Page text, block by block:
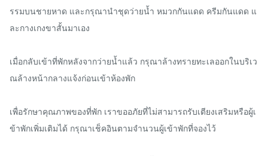
รรมบนชายหาด และกรุณานำชุดว่ายน้ำ หมวกกันแดด ครีมกันแดด แ
ละกางเกงขาสั้นมาเอง
เมื่อกลับเข้าที่พักหลังจากว่ายน้ำแล้ว กรุณาล้างทรายทะเลออกในบริเว
ณล้างหน้ากลางแจ้งก่อนเข้าห้องพัก
เพื่อรักษาคุณภาพของที่พัก เราขออภัยที่ไม่สามารถรับเตียงเสริมหรือผู้เ
ข้าพักเพิ่มเติมได้ กรุณาเช็คอินตามจำนวนผู้เข้าพักที่จองไว้